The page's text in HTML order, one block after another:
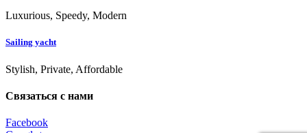
Luxurious, Speedy, Modern
Sailing yacht
Stylish, Private, Affordable
Связаться с нами
Facebook